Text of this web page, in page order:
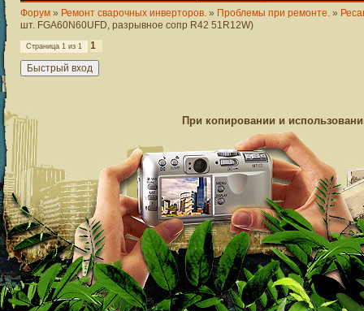
Форум » Ремонт сварочных инверторов. » Проблемы при ремонте. »
шт. FGA60N60UFD, разрывное сопр R42 51R12W)
Страница 1 из 1 1
При копировании и